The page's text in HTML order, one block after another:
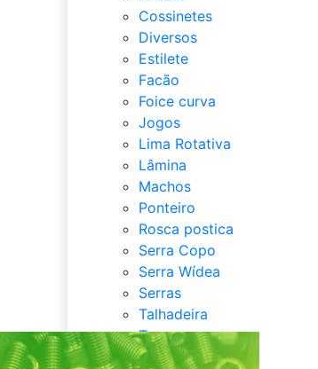
Cossinetes
Diversos
Estilete
Facão
Foice curva
Jogos
Lima Rotativa
Lâmina
Machos
Ponteiro
Rosca postica
Serra Copo
Serra Wídea
Serras
Talhadeira
Tesouras
Fixadores